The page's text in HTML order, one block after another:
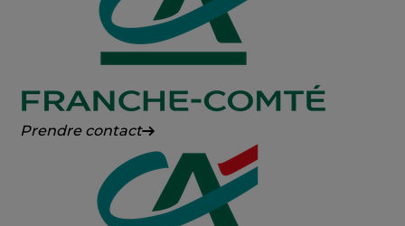
Crédit
Prendre contact